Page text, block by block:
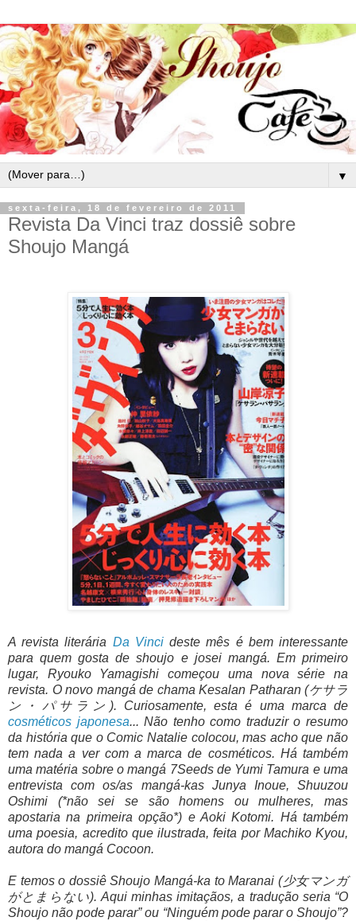
▼
sexta-feira, 18 de fevereiro de 2011
Revista Da Vinci traz dossiê sobre
Shoujo Mangá
A revista literária Da Vincideste mês é bem interessante
para quem gosta de shoujo e josei mangá. Em primeiro
lugar, Ryouko Yamagishi começou uma nova série na
revista. O novo mangá de chama Kesalan Patharan (ケサラ
ン・パサラン). Curiosamente, esta é uma marca de
cosméticos japonesa... Não tenho como traduzir o resumo
da história que o Comic Natalie colocou, mas acho que não
tem nada a ver com a marca de cosméticos. Há também
uma matéria sobre o mangá 7Seeds de Yumi Tamura e uma
entrevista com os/as mangá-kas Junya Inoue, Shuuzou
Oshimi (*não sei se são homens ou mulheres, mas
apostaria na primeira opção*) e Aoki Kotomi. Há também
uma poesia, acredito que ilustrada, feita por Machiko Kyou,
autora do mangá Cocoon.
E temos o dossiê Shoujo Mangá-ka to Maranai (少女マンガ
がとまらない). Aqui minhas imitaçãos, a tradução seria “O
Shoujo não pode parar” ou “Ninguém pode parar o Shoujo”?